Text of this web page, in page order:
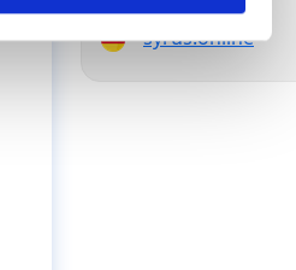
syrus.ae
syrus.online